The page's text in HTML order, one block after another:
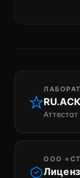
ООО